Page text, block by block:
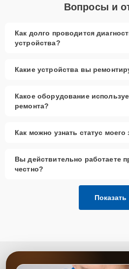
Вопросы и
Как долго проводится
устройства?
Какие устройства вы
Какое оборудование
ремонта?
Как можно узнать статус моего
Вы действительно работаете
честно?
Показать